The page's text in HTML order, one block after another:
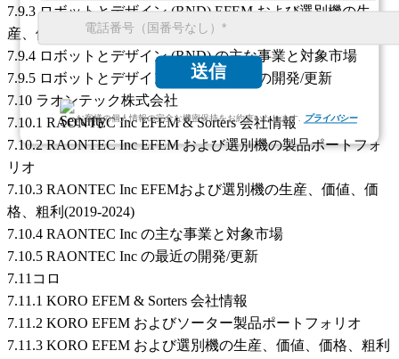
送信
お客様の個人情報の完全な機密保持をお約束いたします. プライバシー
7.9.3 ロボットとデザイン (RND) EFEM および選別機の生
産、価値、価格、粗利益 (2019-2024)
7.9.4 ロボットとデザイン (RND) の主な事業と対象市場
7.9.5 ロボットとデザイン (RND) の最近の開発/更新
7.10 ラオンテック株式会社
7.10.1 RAONTEC Inc EFEM & Sorters 会社情報
7.10.2 RAONTEC Inc EFEM および選別機の製品ポートフォ
リオ
7.10.3 RAONTEC Inc EFEMおよび選別機の生産、価値、価
格、粗利(2019-2024)
7.10.4 RAONTEC Inc の主な事業と対象市場
7.10.5 RAONTEC Inc の最近の開発/更新
7.11コロ
7.11.1 KORO EFEM & Sorters 会社情報
7.11.2 KORO EFEM およびソーター製品ポートフォリオ
7.11.3 KORO EFEM および選別機の生産、価値、価格、粗利